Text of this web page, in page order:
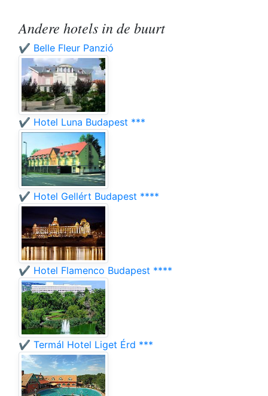
Andere hotels in de buurt
✔️ Belle Fleur Panzió
✔️ Hotel Luna Budapest ***
✔️ Hotel Gellért Budapest ****
✔️ Hotel Flamenco Budapest ****
✔️ Termál Hotel Liget Érd ***